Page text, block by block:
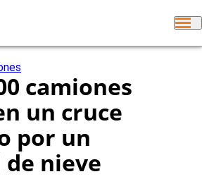
camiones
un cruce
por un
nieve